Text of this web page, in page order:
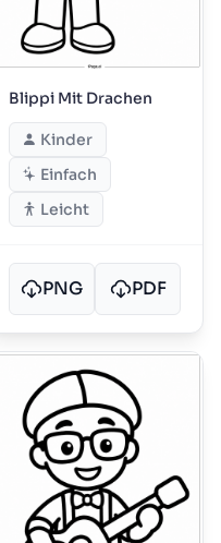
Blippi Mit Drachen
Kinder
Einfach
Leicht
PNG PDF